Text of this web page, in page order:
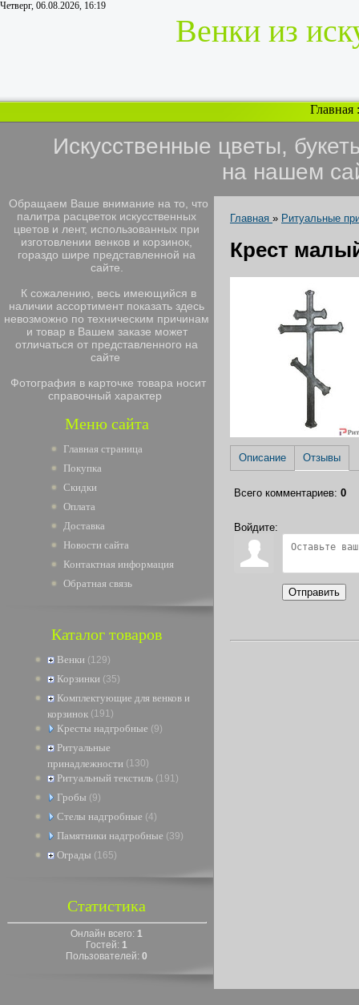
Четверг, 06.08.2026, 16:19
Венки из
Главная
Искусственные цветы,
на нашем
Обращаем Ваше внимание на то, что
палитра расцветок искусственных
цветов и лент, использованных при
изготовлении венков и корзинок,
гораздо шире представленной на
сайте.
К сожалению, весь имеющийся в
наличии ассортимент показать здесь
невозможно по техническим причинам
и товар в Вашем заказе может
отличаться от представленного на
сайте
Фотография в карточке товара носит
справочный характер
Меню сайта
Главная страница
Покупка
Скидки
Оплата
Доставка
Новости сайта
Контактная информация
Обратная связь
Каталог товаров
Венки (129)
Корзинки (35)
Комплектующие для венков и
корзинок (191)
Кресты надгробные (9)
Ритуальные
принадлежности (130)
Ритуальный текстиль (191)
Гробы (9)
Стелы надгробные (4)
Памятники надгробные (39)
Ограды (165)
Статистика
Онлайн всего: 1
Гостей: 1
Пользователей:0
Главная » Ритуальные
Крест
Описание Отзывы
Всего комментариев: 0
Войдите:
Отправить